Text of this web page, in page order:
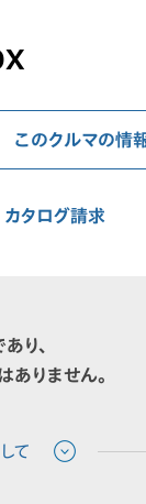
このクルマの情
カタログ請求
り、
ありません。